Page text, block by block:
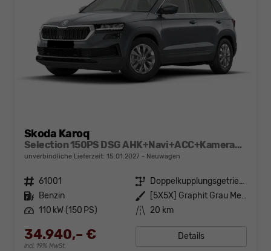
Skoda Karoq
Selection 150PS DSG AHK+Navi+ACC+Kamera+Kessy+Sitzheizung+GV5+Ambiente
unverbindliche Lieferzeit: 15.01.2027 Neuwagen
Fahrzeugnr. 61001 Getriebe
Doppelkupplungsgetriebe (DSG)
Kraftstoff Benzin Außenfarbe
[5X5X] Graphit Grau Metallic
Leistung 110 kW (150 PS) Kilometerstand 20 km
34.940,– €
incl. 19% MwSt.
Details